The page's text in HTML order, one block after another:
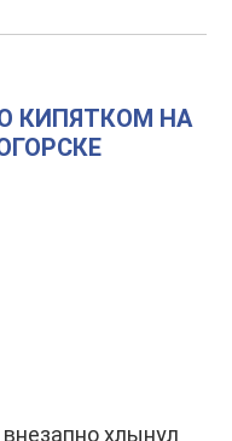
КИПЯТКОМ НА
хлынул